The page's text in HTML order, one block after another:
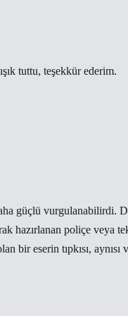
tuttu, teşekkür ederim.
güçlü vurgulanabilirdi.
hazırlanan poliçe veya
bir eserin tıpkısı,